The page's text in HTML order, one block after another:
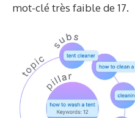
mot-clé très faible de 17.